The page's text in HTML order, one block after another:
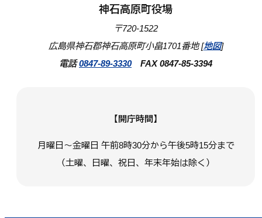
神石高原町役場
〒720-1522
広島県神石郡神石高原町小畠1701番地 [地図]
電話0847-89-3330FAX 0847-85-3394
【開庁時間】
月曜日～金曜日 午前8時30分から午後5時15分まで
（土曜、日曜、祝日、年末年始は除く）